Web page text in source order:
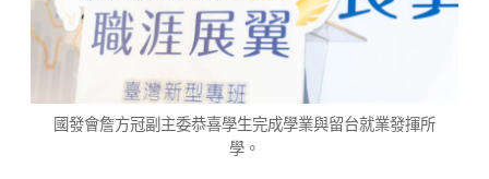
國發會詹方冠副主委恭喜學生完成學業與留台就業發揮所
學。